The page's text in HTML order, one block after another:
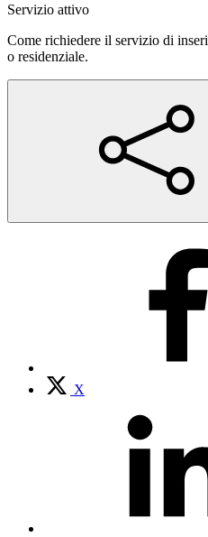
Servizio attivo
Come richiedere il servizio di
o residenziale.
X